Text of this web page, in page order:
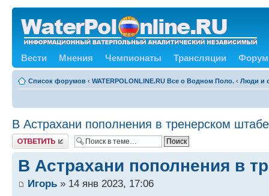
Вести Мнения Чемпионаты Трансляции Форум
Список форумов ‹ WATERPOLONLINE.RU Все о Водном Поло. ‹ Люди и
В Астрахани пополнения в тренерском штабе
Ответить
В Астрахани пополнения в
Игорь » 14 янв 2023, 17:06